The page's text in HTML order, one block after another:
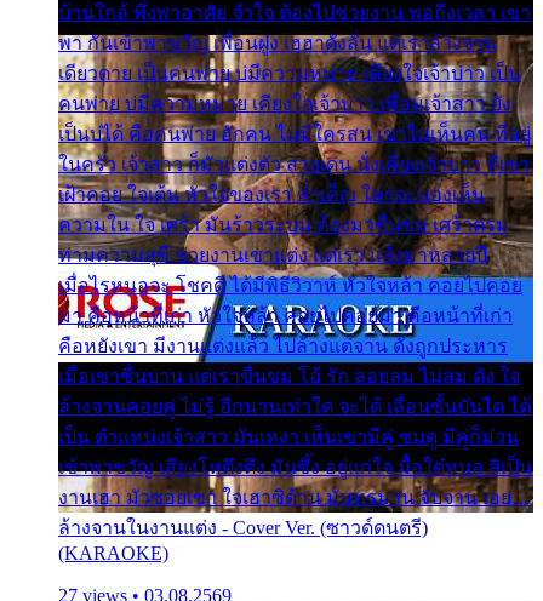
บ้านใกล้ พึ่งพาอาศัย จำใจ ต้องไปช่วยงาน พอถึงเวลา เขา
พา กันเข้าพาขวัญ เพื่อนฝูง เฮฮาดังลั่น แต่เราล้างจาน
เดียวดาย เป็นคนพ่าย บ่มีความหมาย เคียงใจเจ้าบ่าว เป็น
คนพ่าย บ่มีความหมาย เคียงใจเจ้าบ่าว เพื่อนเจ้าสาว ยัง
เป็นบ่ได้ คือคนพ่าย ฮักคน ไม่มีใครสน เขาไม่เห็นคน ที่อยู่
ในครัว เจ้าสาว ก็มัวแต่งตัว สวยเด่น นั่งเคียงเจ้าบ่าว ที่เขา
เฝ้าคอย ใจเต้น หัวใจของเรา ลำเค็ญ ใครจะมองเห็น
ความใน ใจ เศร้า มันร้าวระบม ต้องมาขื่นขม เศร้าตรม
ท่ามความสุขี ช่วยงานเขาแต่ง แต่เรา แล้งมาหลายปี
เมื่อไรหนอจะ โชคดี ได้มีพิธีวิวาห์ หัวใจหล้า คอยไปคอย
มา คือหน้าที่เก่า หัวใจหล้า คอยไปคอยมา คือหน้าที่เก่า
คือหยังเขา มีงานแต่งแล้ว ไปล้างแต่จาน ดั่งถูกประหาร
เมื่อเขาชื่นบาน แต่เราขื่นขม โอ้ รัก ลอยลม ไม่สม ดัง ใจ
ล้างจานคอยคู่ ไม่รู้ อีกนานเท่าใด จะได้ เลื่อนขั้นบันได ได้
เป็น ตำแหน่งเจ้าสาว มันเหงา เห็นเขามีคู่ ซมดู มีคู่ก็ม่วน
เข้าพาขวัญ เสียงโห่ตึงตึง มันซึ้ง อยู่แก่ใจ มื้อใด๋หนอ สิเป็น
งานเฮา มัวซอยเขา ใจเฮาซิด้าน มันทรมาน จับจาน เอย…
ล้างจานในงานแต่ง - Cover Ver. (ซาวด์ดนตรี)
(KARAOKE)
27 views • 03.08.2569